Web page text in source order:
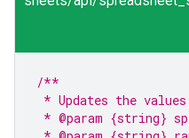
/**
* Updates the
* @param {string}